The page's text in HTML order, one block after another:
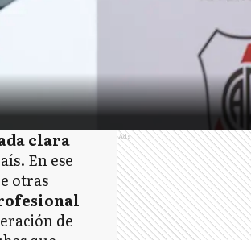
clara
En ese
otras
de
Ads